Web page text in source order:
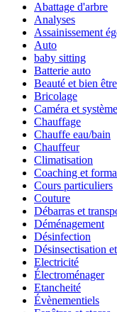
Abattage d'arbre
Analyses
Assainissement
Auto
baby sitting
Batterie auto
Beauté et bien être
Bricolage
Caméra et
Chauffage
Chauffe eau/bain
Chauffeur
Climatisation
Coaching et
Cours particuliers
Couture
Débarras et
Déménagement
Désinfection
Désinsectisation
Electricité
Électroménager
Etancheité
Évènementiels